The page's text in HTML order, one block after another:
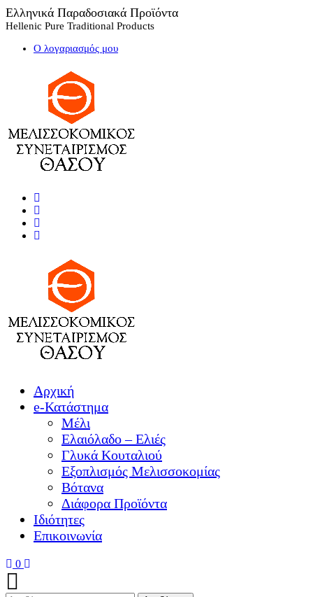
Ελληνικά Παραδοσιακά Προϊόντα
Hellenic Pure Traditional Products
Ο λογαριασμός μου
Αρχική
e-Κατάστημα
Μέλι
Ελαιόλαδο – Ελιές
Γλυκά Κουταλιού
Εξοπλισμός Μελισσοκομίας
Βότανα
Διάφορα Προϊόντα
Ιδιότητες
Επικοινωνία
0